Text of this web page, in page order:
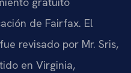
de Fairfax. El
revisado por Mr. Sris,
en Virginia,